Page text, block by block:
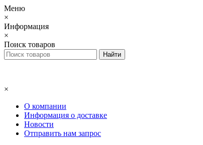
Меню
×
Информация
×
Поиск товаров
×
О компании
Информация о доставке
Новости
Отправить нам запрос